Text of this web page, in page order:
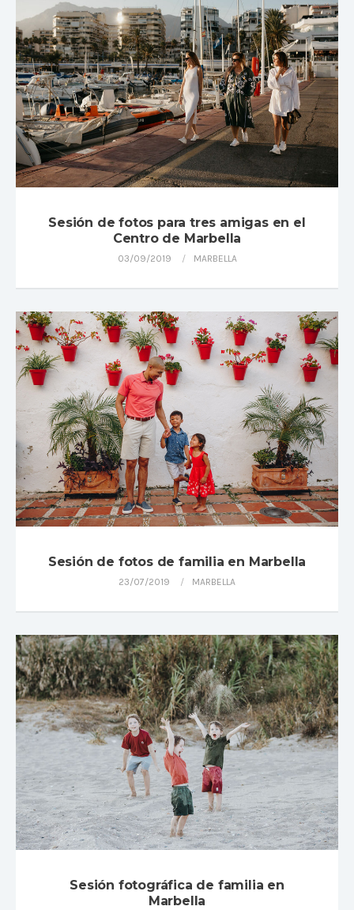
Sesión de fotos para tres amigas en el
Centro de Marbella
03/09/2019 MARBELLA
Sesión de fotos de familia en Marbella
23/07/2019 MARBELLA
Sesión fotográfica de familia en
Marbella